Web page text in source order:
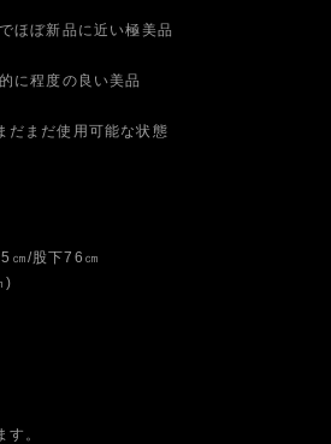
ほぼ新品に近い極美品
に程度の良い美品
だまだ使用可能な状態
㎝/股下76㎝
)
。